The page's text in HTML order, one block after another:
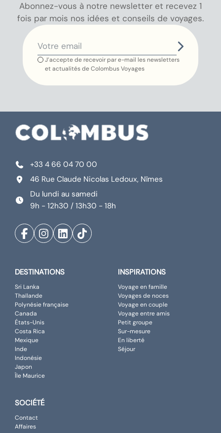
Abonnez-vous à notre newsletter et recevez 1
fois par mois nos idées et conseils de voyages.
J’accepte de recevoir par e-mail les newsletters
et actualités de Colombus Voyages
+33 4 66 04 70 00
46 Rue Claude Nicolas Ledoux, Nîmes
Du lundi au samedi
9h - 12h30 / 13h30 - 18h
DESTINATIONS
Sri Lanka
Thaïlande
Polynésie française
Canada
États-Unis
Costa Rica
Mexique
Inde
Indonésie
Japon
Île Maurice
INSPIRATIONS
Voyage en famille
Voyages de noces
Voyage en couple
Voyage entre amis
Petit groupe
Sur-mesure
En liberté
Séjour
SOCIÉTÉ
Contact
Affaires